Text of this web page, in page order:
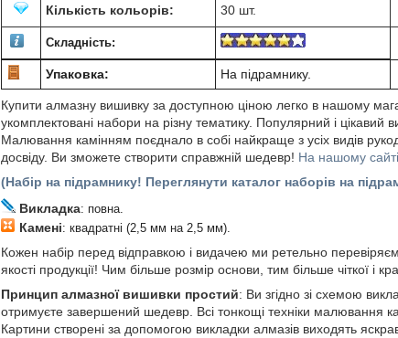
Кількість кольорів: 30 шт.
Складність:
Упаковка: На підрамнику.
Купити алмазну вишивку за доступною ціною легко в нашому
укомплектовані набори на різну тематику. Популярний і
Малювання камінням поєднало в собі найкраще з усіх видів
досвіду. Ви зможете створити справжній шедевр! На нашому
(Набір на підрамнику! Переглянути каталог наборів на
Викладка: повна.
Камені: квадратні (2,5 мм на 2,5 мм).
Кожен набір перед відправкою і видачею ми ретельно
якості продукції! Чим більше розмір основи, тим більше чіткої і
Принцип алмазної вишивки простий: Ви згідно зі схемою
отримуєте завершений шедевр. Всі тонкощі техніки малювання
Картини створені за допомогою викладки алмазів виходять